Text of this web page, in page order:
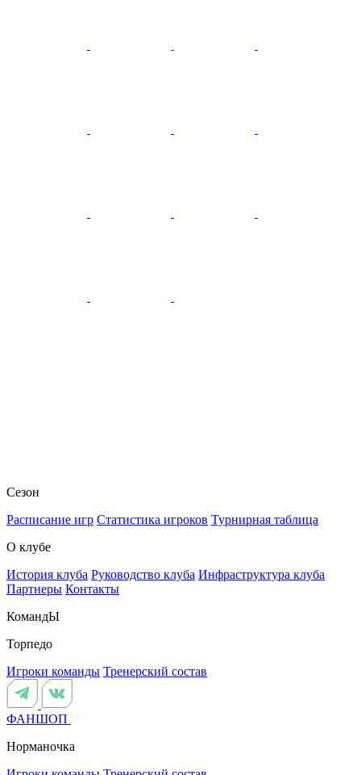
Сезон
Расписание игр Статистика игроков Турнирная таблица
О клубе
История клуба Руководство клуба Инфраструктура клуба
Партнеры Контакты
КомандЫ
Торпедо
Игроки команды Тренерский состав
ФАНШОП
Норманочка